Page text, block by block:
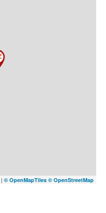
| © OpenMapTiles © OpenStreetMap